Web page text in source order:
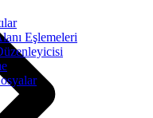
Eşlemeleri